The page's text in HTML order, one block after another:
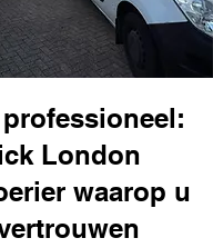
London
waarop u